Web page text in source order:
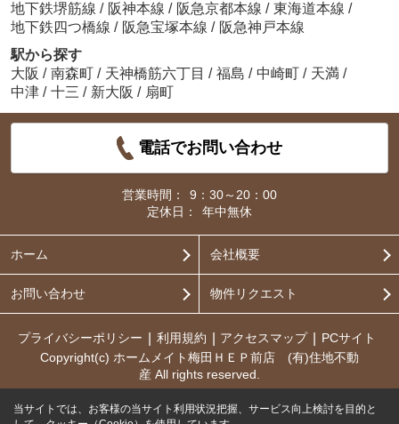
地下鉄堺筋線 / 阪神本線 / 阪急京都本線 / 東海道本線 /
地下鉄四つ橋線 / 阪急宝塚本線 / 阪急神戸本線
駅から探す
大阪 / 南森町 / 天神橋筋六丁目 / 福島 / 中崎町 / 天満 /
中津 / 十三 / 新大阪 / 扇町
電話でお問い合わせ
営業時間：
9：30～20：00
定休日：
年中無休
ホーム 会社概要
お問い合わせ 物件リクエスト
プライバシーポリシー 利用規約 アクセスマップ
PCサイト
Copyright(c) ホームメイト梅田ＨＥＰ前店 (有)住地不動
産 All rights reserved.
当サイトでは、お客様の当サイト利用状況把握、サービス向上検討を目的と